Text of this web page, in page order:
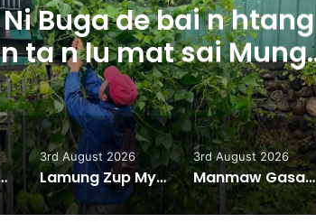
Buga de bai n htang
ta n lu mat sai Mung
garum ningtum
ra taw nga
Bai Hkrum
3rd August 2026
Lamung Zup Myen Hpyen Shagyit kaw Mung Shawa marai 5 hpe Hkap Rim Woi Da
3rd August 2026
Manmaw Gasat Majan Bai Gan Zim Taw Sai